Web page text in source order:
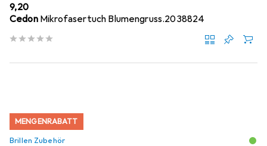
EUR
9,20
Cedon Mikrofasertuch Blumengruss.2038824
MENGENRABATT
Brillen Zubehör